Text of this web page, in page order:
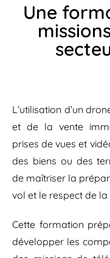
Une
L’utilisation d’un
et de la vente
prises de vues et
des biens ou des
de maîtriser la
vol et le respect de
Cette formation
développer les